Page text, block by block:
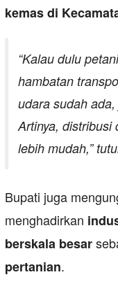
kemas di
“Kalau dulu
hambatan
udara sudah
Artinya, distribusi
lebih mudah,”
Bupati juga
menghadirkan
berskala besar
pertanian.